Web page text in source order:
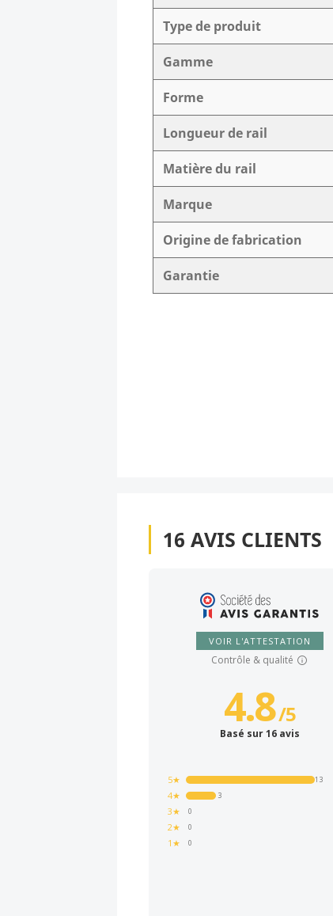
Type de produit
Gamme
Forme
Longueur de rail
Matière du rail
Marque
Origine de fabrication
Garantie
16 AVIS CLIENTS
VOIR L'ATTESTATION
Contrôle & qualité
0
1★
0
2★
0
3★
3
4★
13
5★
4.8/5
Basé sur 16 avis